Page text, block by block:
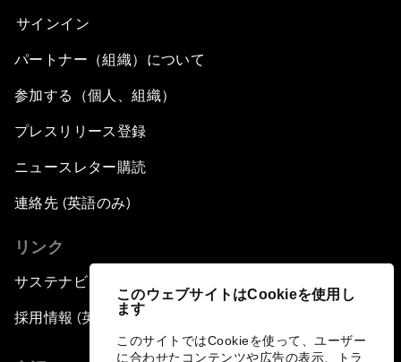
このウェブサイトはCookieを使用し
ます
このサイトではCookieを使って、ユーザー
に合わせたコンテンツや広告の表示、トラ
サインイン
パートナー（組織）について
参加する（個人、組織）
プレスリリース登録
ニュースレター購読
連絡先 (英語のみ)
リンク
サステナビリティへの取り組み
採用情報 (英語のみ)